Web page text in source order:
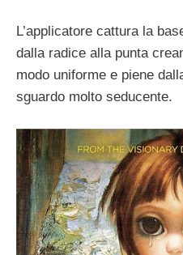
L’applicatore cattura la
dalla radice alla punta
modo uniforme e piene
sguardo molto seducente.